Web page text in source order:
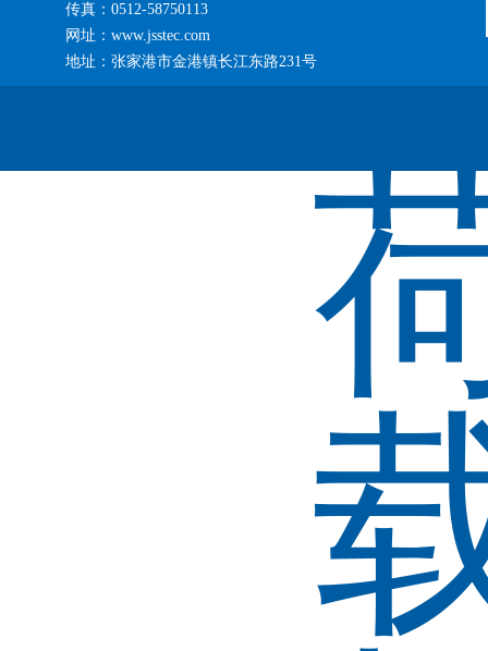
传真：0512-58750113
网址：www.jsstec.com
地址：张家港市金港镇长江东路231号